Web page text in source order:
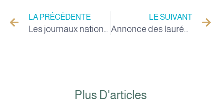
LA PRÉCÉDENTE LE SUIVANT
Plus D'articles